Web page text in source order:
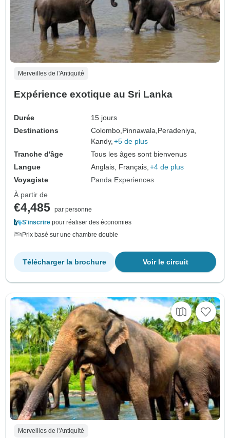
Merveilles de l'Antiquité
Expérience exotique au Sri Lanka
Durée
15 jours
Destinations
Colombo,Pinnawala,Peradeniya,
Kandy, +5 de plus
Tranche d'âge
Tous les âges sont bienvenus
Langue
Anglais, Français, +4 de plus
Voyagiste
Panda Experiences
À partir de
€4,485 par personne
S'inscrire pour réaliser des économies
Prix basé sur une chambre double
Voir le circuit
Télécharger la brochure
Merveilles de l'Antiquité